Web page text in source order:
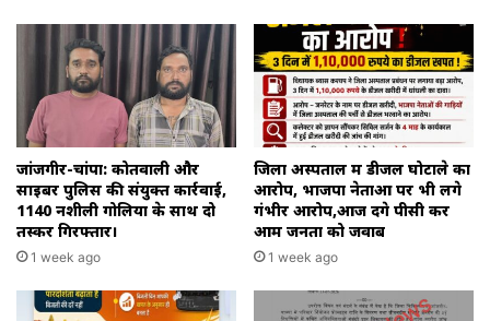
जांजगीर-चांपा: कोतवाली और
साइबर पुलिस की संयुक्त कार्रवाई,
1140 नशीली गोलियों के साथ दो
तस्कर गिरफ्तार।
1 week ago
जिला अस्पताल में डीजल घोटाले का
आरोप, भाजपा नेताओं पर भी लगे
गंभीर आरोप,आज देंगे पीसी कर
आम जनता को जवाब
1 week ago